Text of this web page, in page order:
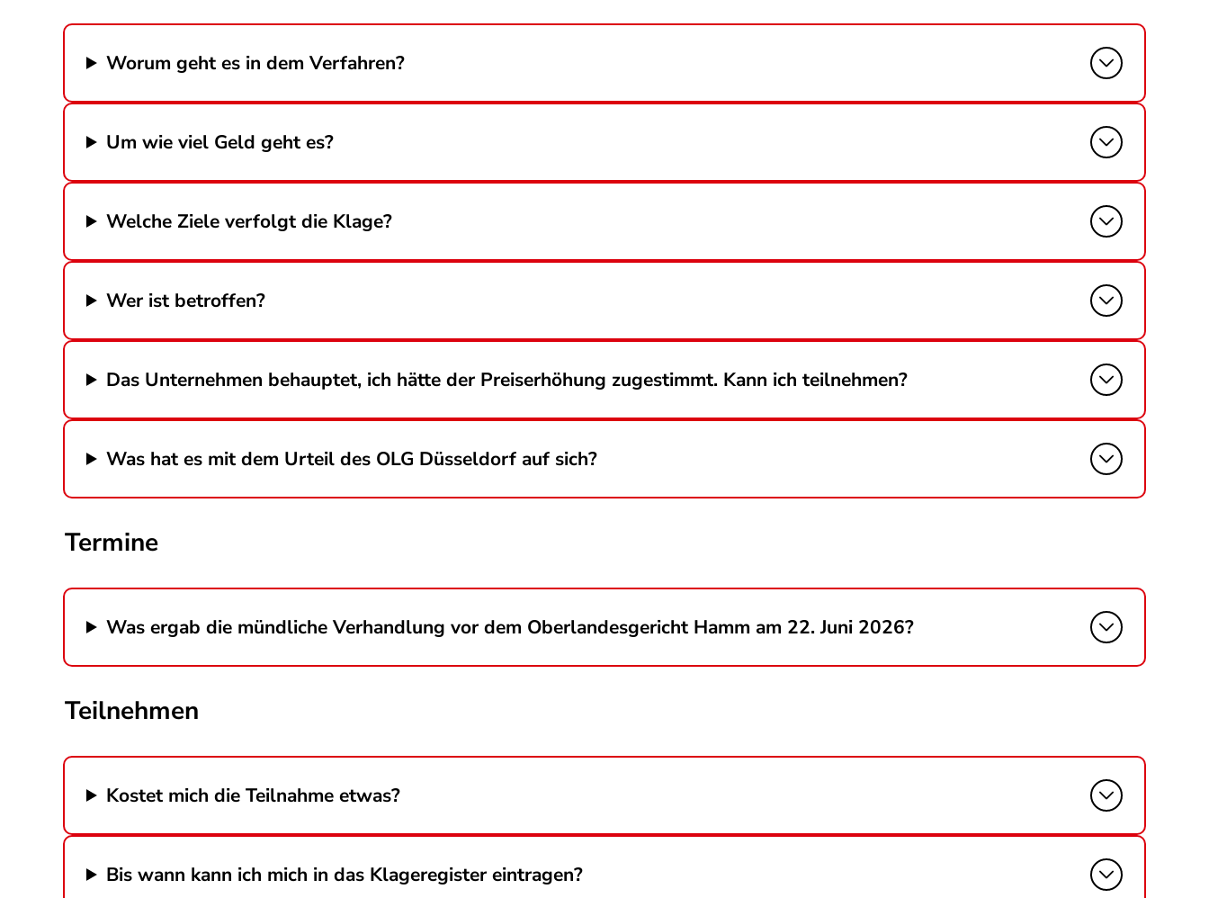
Worum geht es in dem Verfahren?
Um wie viel Geld geht es?
Welche Ziele verfolgt die Klage?
Wer ist betroffen?
Das Unternehmen behauptet, ich hätte der Preiserhöhung zugestimmt. Kann ich teilnehmen?
Was hat es mit dem Urteil des OLG Düsseldorf auf sich?
Termine
Was ergab die mündliche Verhandlung vor dem Oberlandesgericht Hamm am 22. Juni 2026?
Teilnehmen
Kostet mich die Teilnahme etwas?
Bis wann kann ich mich in das Klageregister eintragen?